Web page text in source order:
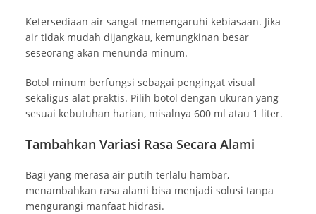
Ketersediaan air sangat memengaruhi kebiasaan. Jika
air tidak mudah dijangkau, kemungkinan besar
seseorang akan menunda minum.
Botol minum berfungsi sebagai pengingat visual
sekaligus alat praktis. Pilih botol dengan ukuran yang
sesuai kebutuhan harian, misalnya 600 ml atau 1 liter.
Tambahkan Variasi Rasa Secara Alami
Bagi yang merasa air putih terlalu hambar,
menambahkan rasa alami bisa menjadi solusi tanpa
mengurangi manfaat hidrasi.